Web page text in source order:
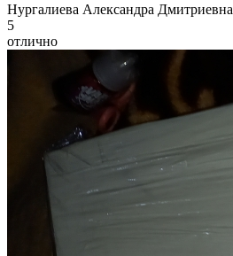
Нургалиева Александра Дмитриевна
5
отлично